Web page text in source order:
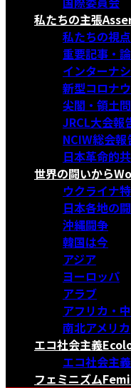
私たちの主張
私たちの視
重要記事・
インターナ
新型コロナ
尖閣・領土
JRCL大会報
NCIW総会報
日本革命的
世界の闘いから
ウクライナ
日本各地の
沖縄闘争
韓国は今
アジア
ヨーロッパ
アラブ
アフリカ・
南北アメリカ
エコ社会主義
エコ社会主
フェミニズム